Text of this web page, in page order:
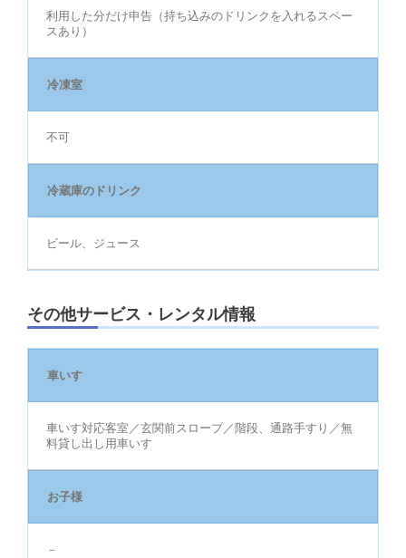
利用した分だけ申告（持ち込みのドリンクを入れるスペー
スあり）
冷凍室
不可
冷蔵庫のドリンク
ビール、ジュース
その他サービス・レンタル情報
車いす
車いす対応客室／玄関前スロープ／階段、通路手すり／無
料貸し出し用車いす
お子様
－